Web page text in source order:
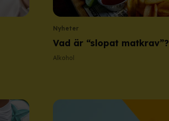
Nyheter
Vad är “slopat matkrav”?
Alkohol